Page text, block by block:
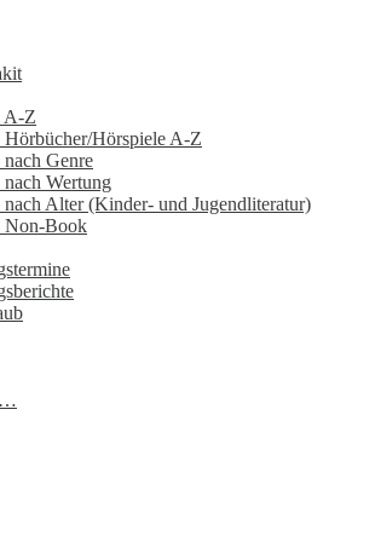
A-Z
Hörbücher/Hörspiele A-Z
Genre
nach Wertung
nach Alter (Kinder- und Jugendliteratur)
Non-Book